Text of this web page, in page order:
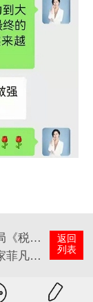
返回
列表
训圆满结束
培训》